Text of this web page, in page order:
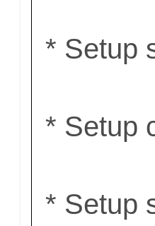
* Setup
* Setup
* Setup